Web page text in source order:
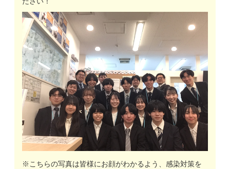
※こちらの写真は皆様にお顔がわかるよう、感染対策を